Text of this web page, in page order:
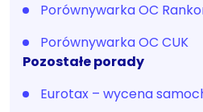
Porównywarka OC
Porównywarka OC CUK
Pozostałe porady
Eurotax – wycena